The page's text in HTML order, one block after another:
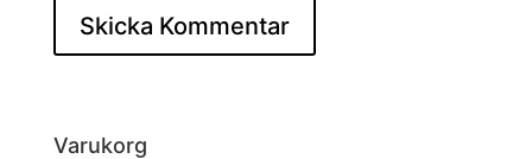
Varukorg